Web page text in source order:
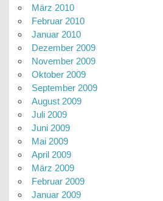
März 2010
Februar 2010
Januar 2010
Dezember 2009
November 2009
Oktober 2009
September 2009
August 2009
Juli 2009
Juni 2009
Mai 2009
April 2009
März 2009
Februar 2009
Januar 2009